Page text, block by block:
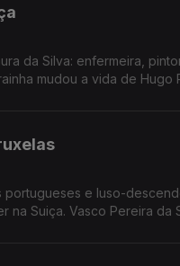
da Silva: enfermeira,
mudou a vida de
e luso-
na Suiça. Vasco Pereira